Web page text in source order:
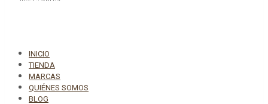
INICIO
TIENDA
MARCAS
QUIÉNES SOMOS
BLOG